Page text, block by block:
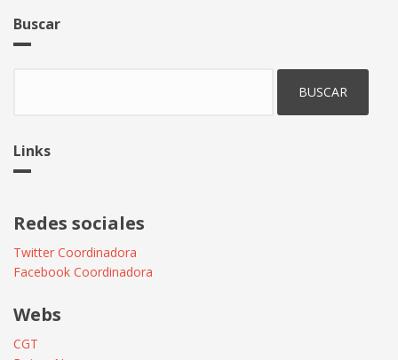
Buscar
Links
Redes sociales
Twitter Coordinadora
Facebook Coordinadora
Webs
CGT